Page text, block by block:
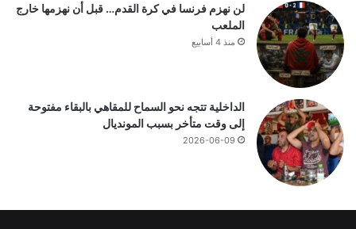
لن نهزم فرنسا في كرة القدم… قبل أن نهزمها خارج
الملعب
منذ 4 أسابيع
الداخلية تتجه نحو السماح للمقاهي بالبقاء مفتوحة
إلى وقت متأخر بسبب المونديال
2026-06-09